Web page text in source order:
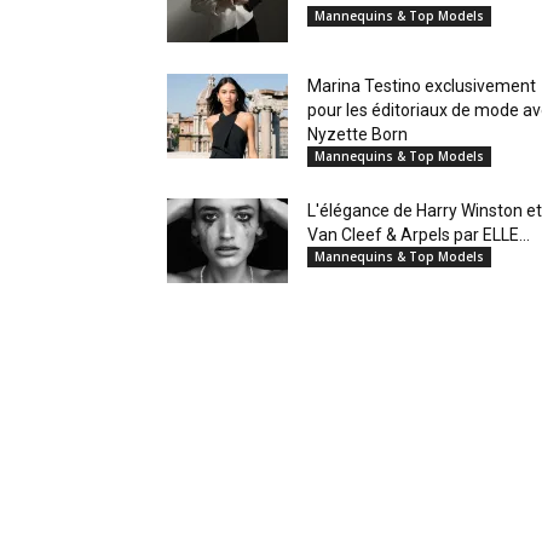
Mannequins & Top Models
Marina Testino exclusivement
pour les éditoriaux de mode
Nyzette Born
Mannequins & Top Models
L'élégance de Harry Winston et
Van Cleef & Arpels par ELLE...
Mannequins & Top Models